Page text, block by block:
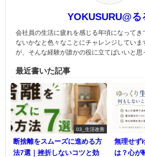
YOKUSURU@る
会社員の生活に疲れを感じる年頃になってき
ないかなと色々なことにチャレンジしていま
が、そんな経験が誰かの役に立てばいいと思
最近書いた記事
03_生活改善
断捨離をスムーズに進める方
法7選｜挫折しないコツと効
無理せず
は？心が